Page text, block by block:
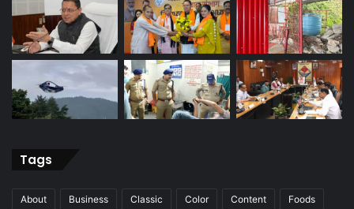
Tags
About Business Classic Color Content Foods